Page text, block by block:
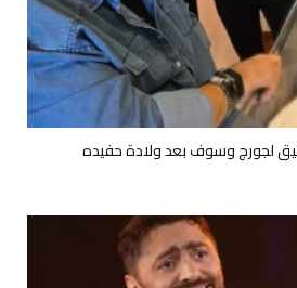
لجورج وسوف بعد ولادة حفيده